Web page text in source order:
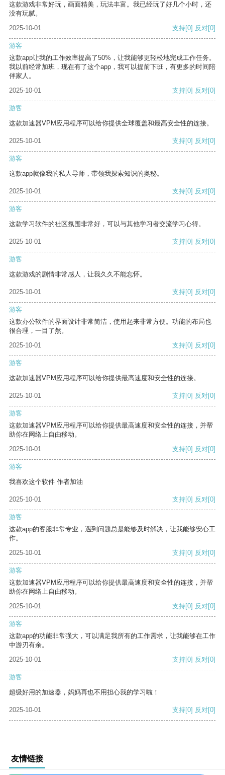
这款游戏非常好玩，画面精美，玩法丰富。我已经玩了好几个小时，还
没有玩腻。
2025-10-01
支持[0] 反对[0]
游客
这款app让我的工作效率提高了50%，让我能够更轻松地完成工作任务。
我以前经常加班，现在有了这个app，我可以提前下班，有更多的时间陪
伴家人。
2025-10-01
支持[0] 反对[0]
游客
这款加速器VPM应用程序可以给你提供全球覆盖和最高安全性的连接。
2025-10-01 支持[0] 反对[0]
游客
这款app就像我的私人导师，带领我探索知识的奥秘。
2025-10-01 支持[0] 反对[0]
游客
这款学习软件的社区氛围非常好，可以与其他学习者交流学习心得。
2025-10-01 支持[0] 反对[0]
游客
这款游戏的剧情非常感人，让我久久不能忘怀。
2025-10-01 支持[0] 反对[0]
游客
这款办公软件的界面设计非常简洁，使用起来非常方便。功能的布局也
很合理，一目了然。
2025-10-01
支持[0] 反对[0]
游客
这款加速器VPM应用程序可以给你提供最高速度和安全性的连接。
2025-10-01 支持[0] 反对[0]
游客
这款加速器VPM应用程序可以给你提供最高速度和安全性的连接，并帮
助你在网络上自由移动。
2025-10-01
支持[0] 反对[0]
游客
我喜欢这个软件 作者加油
2025-10-01 支持[0] 反对[0]
游客
这款app的客服非常专业，遇到问题总是能够及时解决，让我能够安心工
作。
2025-10-01
支持[0] 反对[0]
游客
这款加速器VPM应用程序可以给你提供最高速度和安全性的连接，并帮
助你在网络上自由移动。
2025-10-01
支持[0] 反对[0]
游客
这款app的功能非常强大，可以满足我所有的工作需求，让我能够在工作
中游刃有余。
2025-10-01
支持[0] 反对[0]
游客
超级好用的加速器，妈妈再也不用担心我的学习啦！
2025-10-01 支持[0] 反对[0]
友情链接